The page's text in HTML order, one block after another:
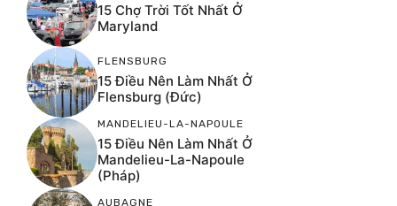
15 Chợ Trời Tốt Nhất Ở
Maryland
FLENSBURG
15 Điều Nên Làm Nhất Ở
Flensburg (Đức)
MANDELIEU-LA-NAPOULE
15 Điều Nên Làm Nhất Ở
Mandelieu-La-Napoule
(Pháp)
AUBAGNE